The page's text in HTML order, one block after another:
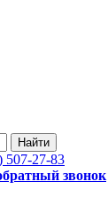
Найти
507-27-83
звонок